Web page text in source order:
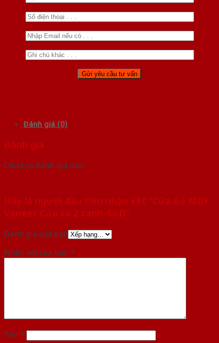
Đánh giá (0)
Đánh giá
Chưa có đánh giá nào.
Hãy là người đầu tiên nhận xét “Cửa Gỗ MDF
Veneer Cửa so 2 canh-SGD”
Đánh giá của bạn
Nhận xét của bạn *
Tên *